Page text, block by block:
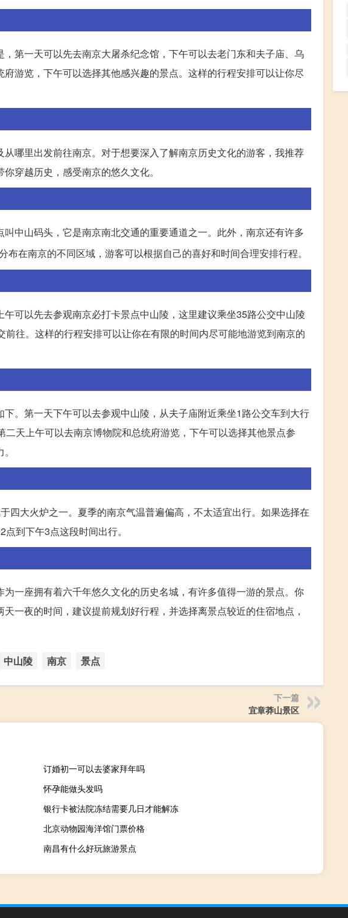
第一天可以先去南京大屠杀纪念馆，下午可以去老门东和夫子庙、乌
游览，下午可以选择其他感兴趣的景点。这样的行程安排可以让你尽
哪里出发前往南京。对于想要深入了解南京历史文化的游客，我推荐
穿越历史，感受南京的悠久文化。
中山码头，它是南京南北交通的重要通道之一。此外，南京还有许多
布在南京的不同区域，游客可以根据自己的喜好和时间合理安排行程。
可以先去参观南京必打卡景点中山陵，这里建议乘坐35路公交中山陵
往。这样的行程安排可以让你在有限的时间内尽可能地游览到南京的
。第一天下午可以去参观中山陵，从夫子庙附近乘坐1路公交车到大行
天上午可以去南京博物院和总统府游览，下午可以选择其他景点参
四大火炉之一。夏季的南京气温普遍偏高，不太适宜出行。如果选择在
到下午3点这段时间出行。
一座拥有着六千年悠久文化的历史名城，有许多值得一游的景点。你
一夜的时间，建议提前规划好行程，并选择离景点较近的住宿地点，
中山陵 南京 景点
下一篇
宜章莽山景区
订婚初一可以去婆家拜年吗
怀孕能做头发吗
银行卡被法院冻结需要几日才能解冻
北京动物园海洋馆门票价格
南昌有什么好玩旅游景点